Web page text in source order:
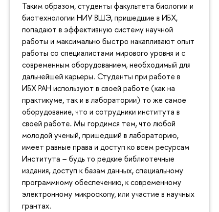
Таким образом, студенты факультета биологии и
биотехнологии НИУ ВШЭ, пришедшие в ИБХ,
попадают в эффективную систему научной
работы и максимально быстро накапливают опыт
работы со специалистами мирового уровня и с
современным оборудованием, необходимый для
дальнейшей карьеры. Студенты при работе в
ИБХ РАН используют в своей работе (как на
практикуме, так и в лаборатории) то же самое
оборудование, что и сотрудники института в
своей работе. Мы гордимся тем, что любой
молодой ученый, пришедший в лабораторию,
имеет равные права и доступ ко всем ресурсам
Института – будь то редкие библиотечные
издания, доступ к базам данных, специальному
программному обеспечению, к современному
электронному микроскопу, или участие в научных
грантах.